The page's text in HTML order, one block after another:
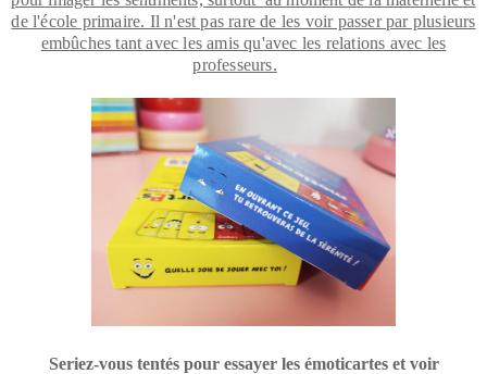
de l'école primaire. Il n'est pas rare de les voir passer par plusieurs
embûches tant avec les amis qu'avec les relations avec les
professeurs.
Seriez-vous tentés pour essayer les émoticartes et voir